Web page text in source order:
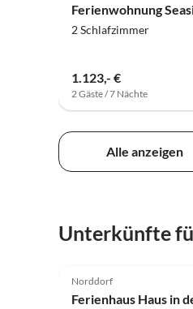
Ferienwohnung
2 Schlafzimmer
1.123,- €
2 Gäste / 7 Nächte
Alle anzeigen
Unterkünfte
Norddorf
Ferienhaus Haus in